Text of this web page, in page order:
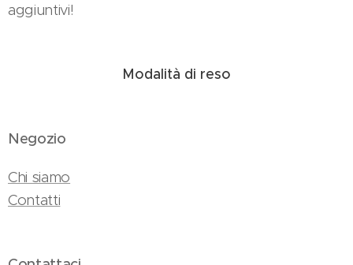
aggiuntivi!
Modalità di reso
Negozio
Chi siamo
Contatti